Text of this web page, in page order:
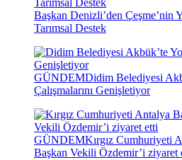
Başkan Denizli’den Çeşme’nin
Tarımsal Destek
GÜNDEMDidim Belediyesi
Çalışmalarını Genişletiyor
GÜNDEMKırgız Cumhuriyeti
Başkan Vekili Özdemir’i ziyaret